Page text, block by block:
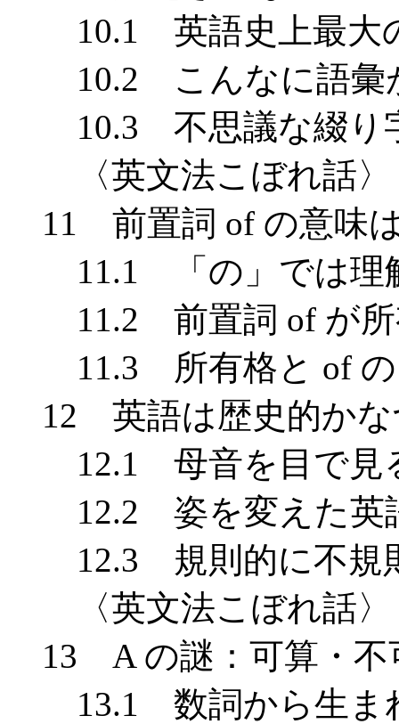
10.1 英語史上最大
10.2 こんなに語彙
10.3 不思議な綴り
〈英文法こぼれ話〉
11 前置詞 of の意味
11.1 「の」では理
11.2 前置詞 of が所
11.3 所有格と of の
12 英語は歴史的かな
12.1 母音を目で見
12.2 姿を変えた英
12.3 規則的に不規
〈英文法こぼれ話〉
13 A の謎：可算・不
13.1 数詞から生ま